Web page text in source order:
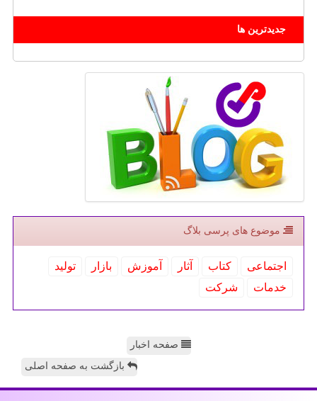
جدیدترین ها
موضوع های پرسی بلاگ
اجتماعی كتاب آثار آموزش بازار
تولید
خدمات
شركت
صفحه اخبار
بازگشت به صفحه اصلی